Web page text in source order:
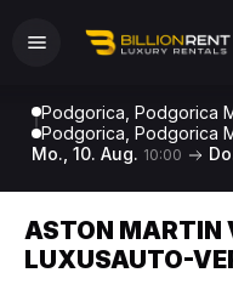
Podgorica, Podgorica
Podgorica, Podgorica
Mo., 10. Aug. 10:00
ASTON MARTIN
LUXUSAUTO-